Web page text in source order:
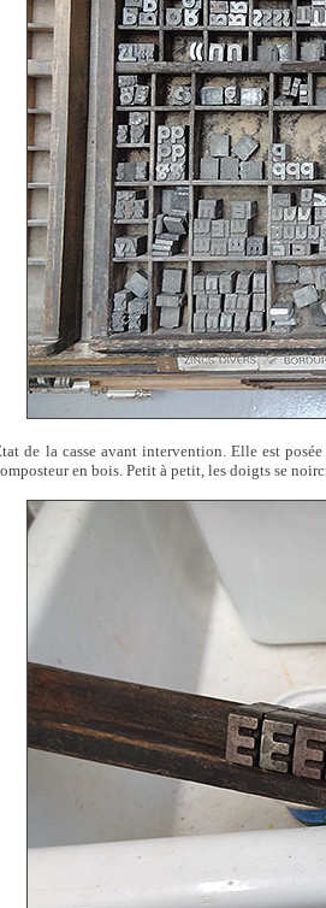
de la casse avant intervention. Elle est
en bois. Petit à petit, les doigts se